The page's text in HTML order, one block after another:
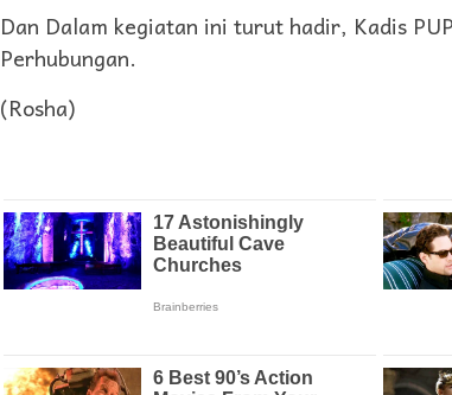
Dan Dalam kegiatan ini turut hadir, Kadis
Perhubungan.
(Rosha)